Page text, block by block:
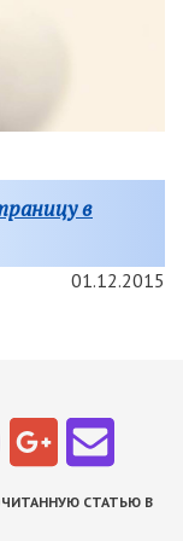
в
01.12.2015
СТАТЬЮ В